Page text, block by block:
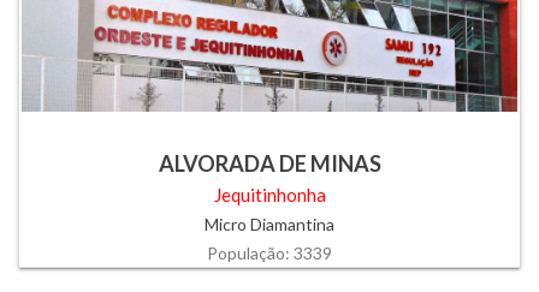
ALVORADA DE MINAS
Jequitinhonha
Micro Diamantina
População: 3339